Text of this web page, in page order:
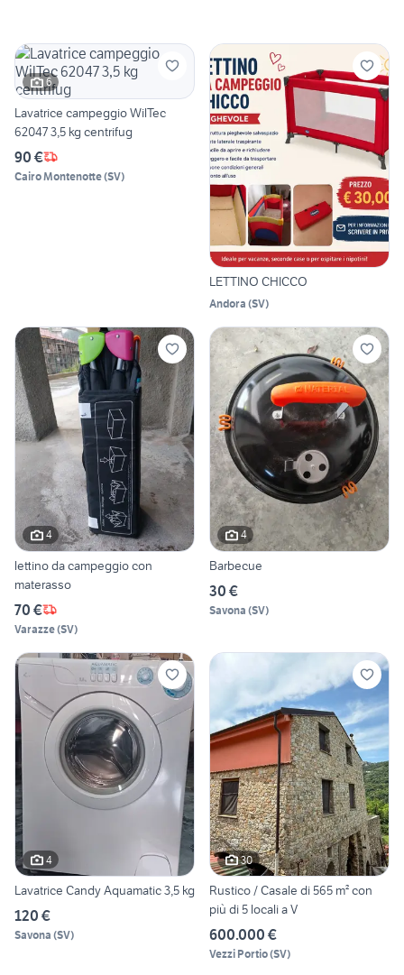
6
Lavatrice campeggio WilTec
62047 3,5 kg centrifug
90 €
Cairo Montenotte(SV)
LETTINO CHICCO
Andora (SV)
4
lettino da campeggio con
materasso
70 €
Varazze(SV)
4
Barbecue
30 €
Savona (SV)
4
Lavatrice Candy Aquamatic 3,5 kg
120 €
Savona (SV)
30
Rustico / Casale di 565 m² con
più di 5 locali a V
600.000 €
Vezzi Portio(SV)